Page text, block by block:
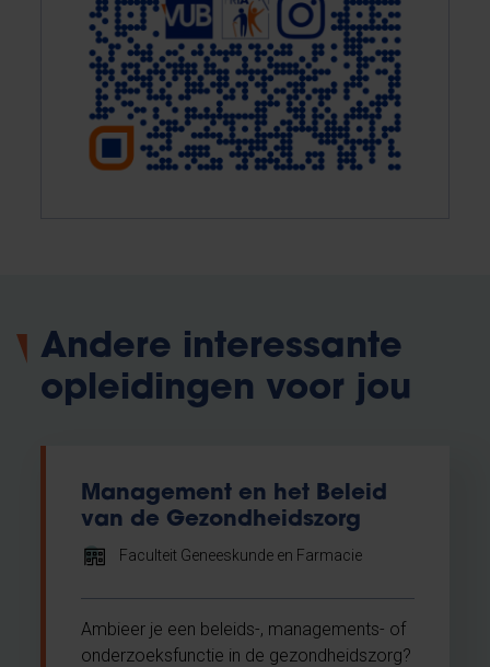
Andere interessante
opleidingen voor jou
Management en het Beleid
van de Gezondheidszorg
Faculteit Geneeskunde en Farmacie
Ambieer je een beleids-, managements- of
onderzoeksfunctie in de gezondheidszorg?